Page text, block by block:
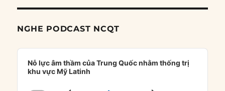
NGHE PODCAST NCQT
Audio
Player
Nỗ lực âm thầm của Trung Quốc nhằm thống trị
khu vực Mỹ Latinh